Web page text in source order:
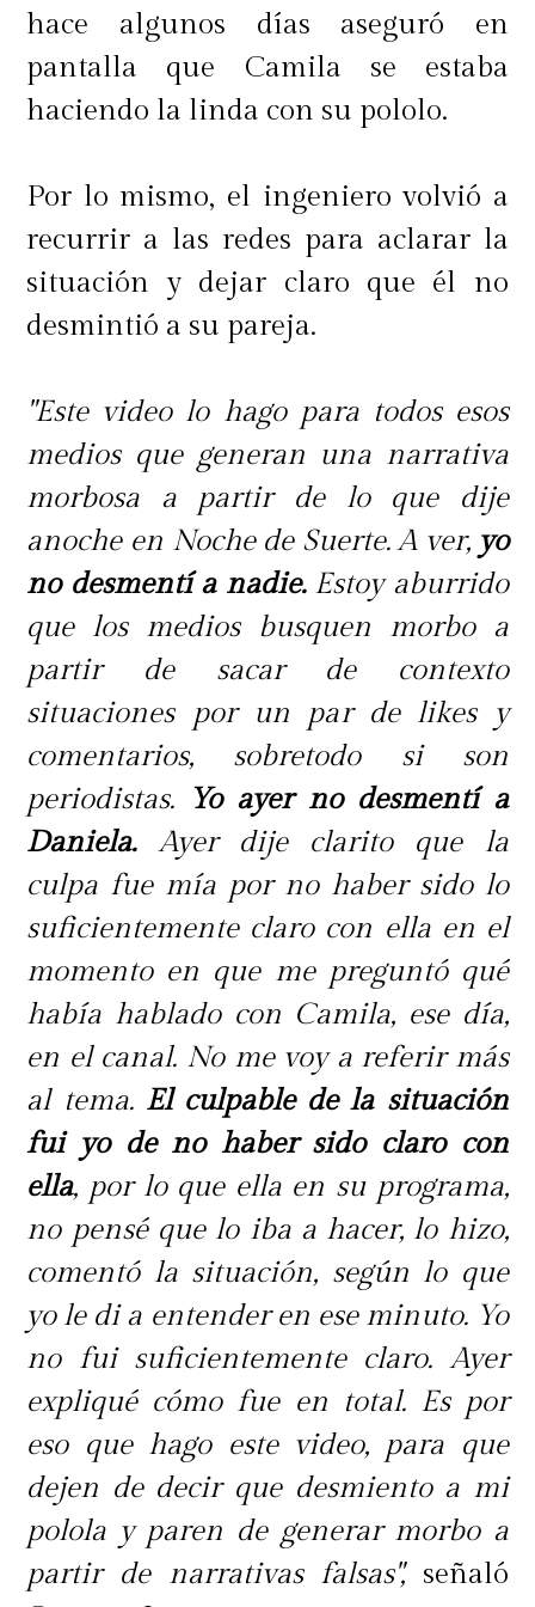
hace algunos días aseguró en
pantalla que Camila se estaba
haciendo la linda con su pololo.
Por lo mismo, el ingeniero volvió a
recurrir a las redes para aclarar la
situación y dejar claro que él no
desmintió a su pareja.
"Este video lo hago para todos esos
medios que generan una narrativa
morbosa a partir de lo que dije
anoche en Noche de Suerte. A ver, yo
no desmentí a nadie.Estoy aburrido
que los medios busquen morbo a
partir de sacar de contexto
situaciones por un par de likes y
comentarios, sobretodo si son
periodistas. Yo ayer no desmentí a
Daniela.Ayer dije clarito que la
culpa fue mía por no haber sido lo
suficientemente claro con ella en el
momento en que me preguntó qué
había hablado con Camila, ese día,
en el canal. No me voy a referir más
al tema. El culpable de la situación
fui yo de no haber sido claro con
ella, por lo que ella en su programa,
no pensé que lo iba a hacer, lo hizo,
comentó la situación, según lo que
yo le di a entender en ese minuto. Yo
no fui suficientemente claro. Ayer
expliqué cómo fue en total. Es por
eso que hago este video, para que
dejen de decir que desmiento a mi
polola y paren de generar morbo a
partir de narrativas falsas",señaló